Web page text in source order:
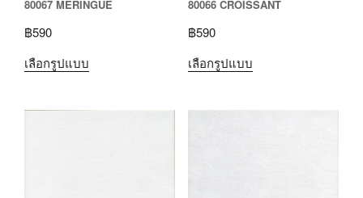
80067 MERINGUE
฿590
เลือกรูปแบบ
80066 CROISSANT
฿590
เลือกรูปแบบ